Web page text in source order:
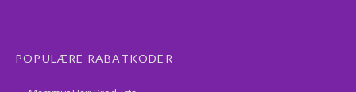
POPULÆRE RABATKODER